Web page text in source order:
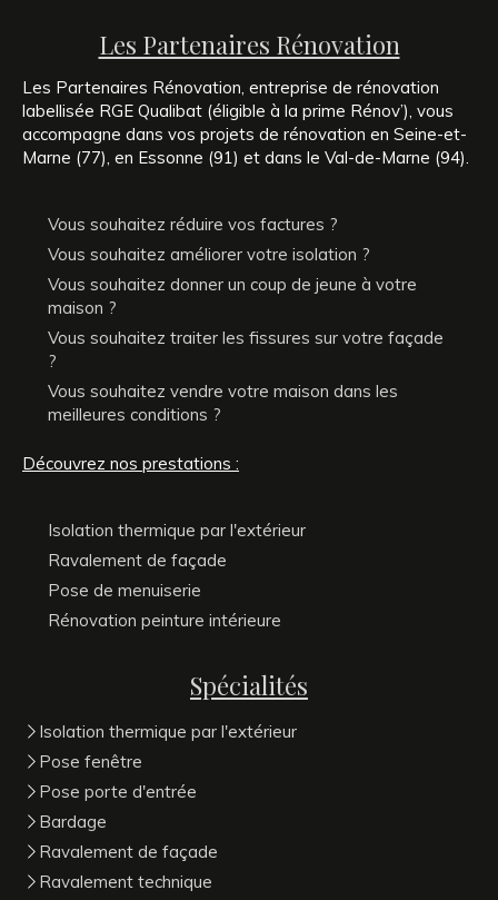
Les Partenaires Rénovation
Les Partenaires Rénovation, entreprise de rénovation
labellisée RGE Qualibat (éligible à la prime Rénov’), vous
accompagne dans vos projets de rénovation en Seine-et-
Marne (77), en Essonne (91) et dans le Val-de-Marne (94).
Vous souhaitez réduire vos factures ?
Vous souhaitez améliorer votre isolation ?
Vous souhaitez donner un coup de jeune à votre
maison ?
Vous souhaitez traiter les fissures sur votre façade
?
Vous souhaitez vendre votre maison dans les
meilleures conditions ?
Découvrez nos prestations :
Isolation thermique par l'extérieur
Ravalement de façade
Pose de menuiserie
Rénovation peinture intérieure
Spécialités
Isolation thermique par l'extérieur
Pose fenêtre
Pose porte d'entrée
Bardage
Ravalement de façade
Ravalement technique